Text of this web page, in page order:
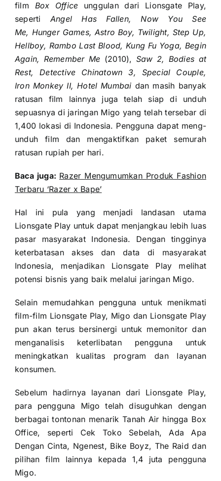
film Box Office unggulan dari Lionsgate Play,
seperti Angel Has Fallen, Now You See
Me, Hunger Games, Astro Boy, Twilight, Step Up,
Hellboy, Rambo Last Blood, Kung Fu Yoga, Begin
Again, Remember Me (2010), Saw 2, Bodies at
Rest, Detective Chinatown 3, Special Couple,
Iron Monkey II, Hotel Mumbai dan masih banyak
ratusan film lainnya juga telah siap di unduh
sepuasnya di jaringan Migo yang telah tersebar di
1,400 lokasi di Indonesia. Pengguna dapat meng-
unduh film dan mengaktifkan paket semurah
ratusan rupiah per hari.
Baca juga: Razer Mengumumkan Produk Fashion
Terbaru ‘Razer x Bape’
Hal ini pula yang menjadi landasan utama
Lionsgate Play untuk dapat menjangkau lebih luas
pasar masyarakat Indonesia. Dengan tingginya
keterbatasan akses dan data di masyarakat
Indonesia, menjadikan Lionsgate Play melihat
potensi bisnis yang baik melalui jaringan Migo.
Selain memudahkan pengguna untuk menikmati
film-film Lionsgate Play, Migo dan Lionsgate Play
pun akan terus bersinergi untuk memonitor dan
menganalisis keterlibatan pengguna untuk
meningkatkan kualitas program dan layanan
konsumen.
Sebelum hadirnya layanan dari Lionsgate Play,
para pengguna Migo telah disuguhkan dengan
berbagai tontonan menarik Tanah Air hingga Box
Office, seperti Cek Toko Sebelah, Ada Apa
Dengan Cinta, Ngenest, Bike Boyz, The Raid dan
pilihan film lainnya kepada 1,4 juta pengguna
Migo.